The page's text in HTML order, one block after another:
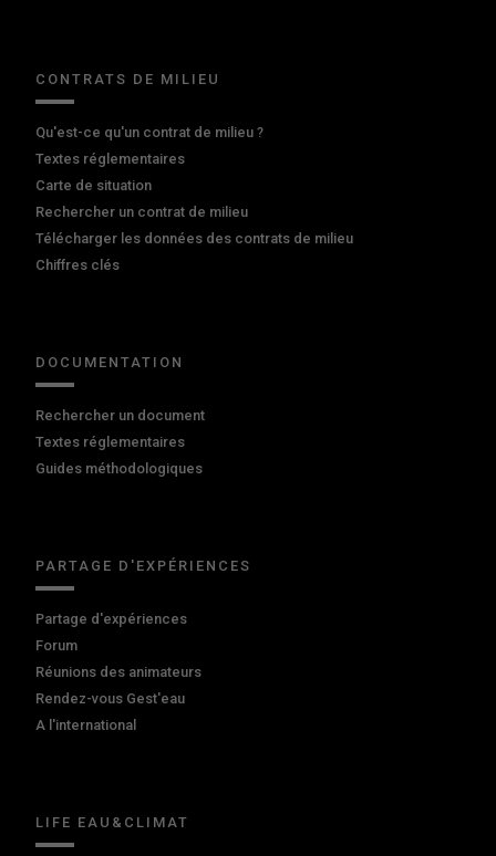
CONTRATS DE MILIEU
Qu'est-ce qu'un contrat de milieu ?
Textes réglementaires
Carte de situation
Rechercher un contrat de milieu
Télécharger les données des contrats de milieu
Chiffres clés
DOCUMENTATION
Rechercher un document
Textes réglementaires
Guides méthodologiques
PARTAGE D'EXPÉRIENCES
Partage d'expériences
Forum
Réunions des animateurs
Rendez-vous Gest'eau
A l'international
LIFE EAU&CLIMAT